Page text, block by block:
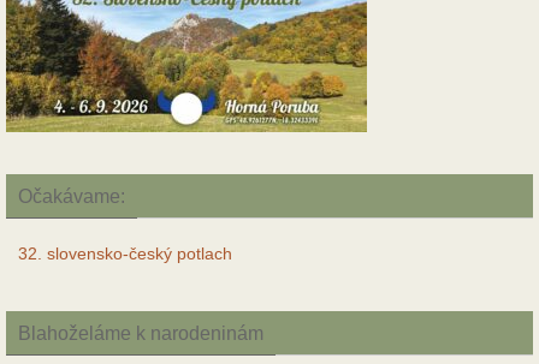
Očakávame:
32. slovensko-český potlach
Blahoželáme k narodeninám